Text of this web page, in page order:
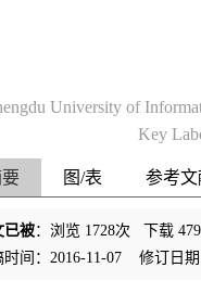
University of
Key
图/表 参考文
已被：浏览 1728次 下载
时间：2016-11-07
修订日